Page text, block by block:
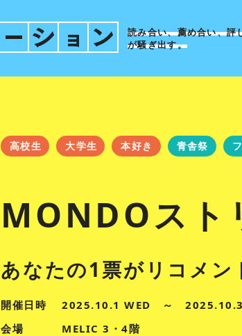
読み合い、薦め合い、評
が騒ぎ出す。
高校生 大学生 本好き 青舎祭
MONDOスト
あなたの1票がリコメン
開催日時
2025.10.1 WED ～
会場
MELIC 3・4階